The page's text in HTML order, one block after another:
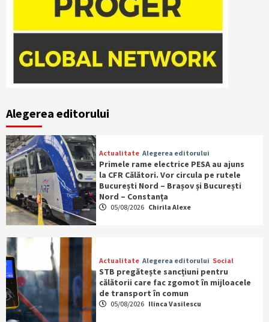
Alegerea editorului
Actualitate Alegerea editorului
Primele rame electrice PESA au ajuns
la CFR Călători. Vor circula pe rutele
București Nord – Brașov și București
Nord – Constanța
05/08/2026 Chirila Alexe
Actualitate Alegerea editorului Social
STB pregătește sancțiuni pentru
călătorii care fac zgomot în mijloacele
de transport în comun
05/08/2026 Ilinca Vasilescu